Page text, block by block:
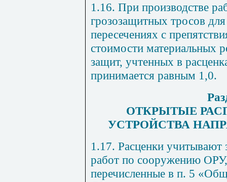
1.16. При производстве
грозозащитных тросов
пересечениях с
стоимости материальных
защит, учтенных в
принимается равным 1,0.
ОТКРЫТЫЕ
УСТРОЙСТВА
1.17. Расценки учитывают
работ по сооружению
перечисленные в п. 5